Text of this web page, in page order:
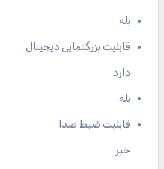
بله
قابلیت بزرگنمایی دیجیتال
دارد
بله
قابلیت ضبط صدا
خیر